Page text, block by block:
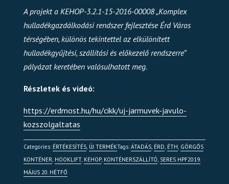
A projekt a KEHOP-3.2.1-15-2016-00008 „Komplex
hulladékgazdálkodási rendszer fejlesztése Érd Város
térségében, különös tekintettel az elkülönített
hulladékgyűjtési, szállítási és előkezelő rendszerre”
pályázat keretében valósulhatott meg.
Részletek és videó:
https://erdmost.hu/hu/cikk/uj-jarmuvek-javulo-
kozszolgaltatas
Categories: ÉRTÉKESÍTÉS, ÚJ TERMÉKTags:ÁTADÁS, ÉRD, ÉTH, GÖRGŐS
KONTÉNER, HOOKLIFT, KEHOP, KONTÉNERSZÁLLÍTÓ, SERES HPF2019.
MÁJUS 20. HÉTFŐ